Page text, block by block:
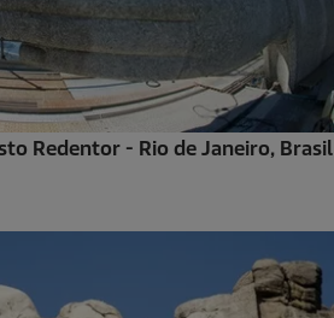
Redentor - Rio de Janeiro, Brasil